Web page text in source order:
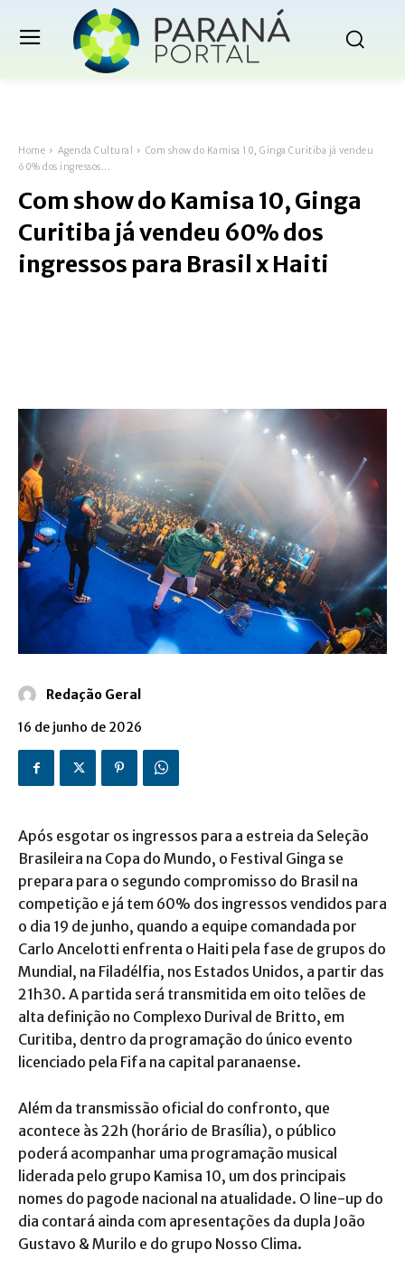
Home Agenda Cultural
Com show do Kamisa 10, Ginga Curitiba já vendeu
60% dos ingressos...
Com show do Kamisa 10, Ginga
Curitiba já vendeu 60% dos
ingressos para Brasil x Haiti
Redação Geral
16 de junho de 2026
Após esgotar os ingressos para a estreia da Seleção
Brasileira na Copa do Mundo, o Festival Ginga se
prepara para o segundo compromisso do Brasil na
competição e já tem 60% dos ingressos vendidos para
o dia 19 de junho, quando a equipe comandada por
Carlo Ancelotti enfrenta o Haiti pela fase de grupos do
Mundial, na Filadélfia, nos Estados Unidos, a partir das
21h30. A partida será transmitida em oito telões de
alta definição no Complexo Durival de Britto, em
Curitiba, dentro da programação do único evento
licenciado pela Fifa na capital paranaense.
Além da transmissão oficial do confronto, que
acontece às 22h (horário de Brasília), o público
poderá acompanhar uma programação musical
liderada pelo grupo Kamisa 10, um dos principais
nomes do pagode nacional na atualidade. O line-up do
dia contará ainda com apresentações da dupla João
Gustavo & Murilo e do grupo Nosso Clima.